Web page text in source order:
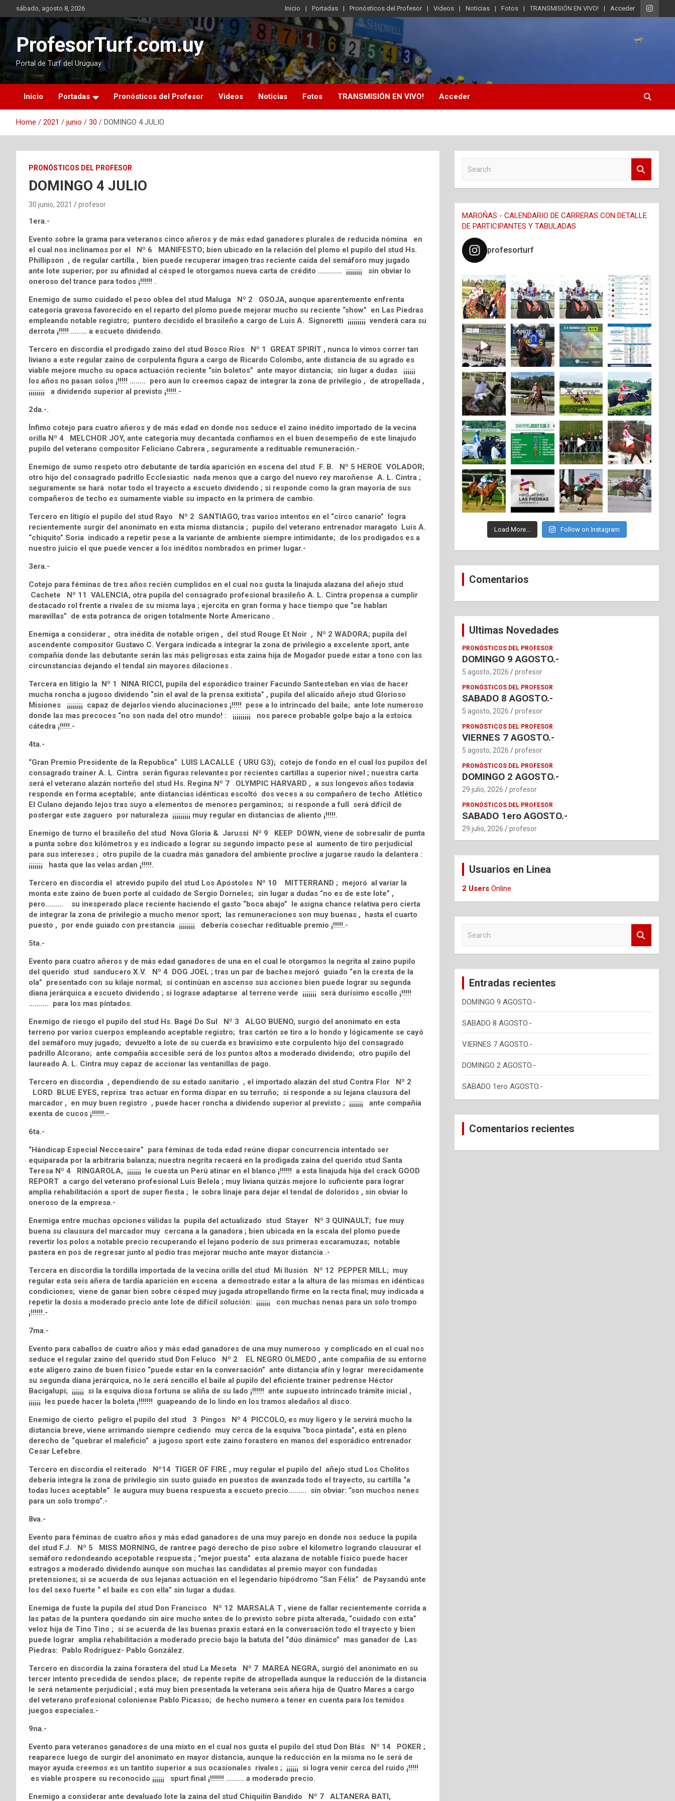
to
content
sábado, agosto 8, 2026 Inicio Portadas Pronósticos del Profesor Videos Noticias Fotos TRANSMISIÓN EN VIVO! Acceder
ProfesorTurf.com.uy
Portal de Turf del Uruguay
Inicio Portadas Pronósticos del Profesor Videos Noticias Fotos TRANSMISIÓN EN VIVO! Acceder
Home 2021 junio 30 DOMINGO 4 JULIO
PRONÓSTICOS DEL PROFESOR
DOMINGO 4 JULIO
30 junio, 2021 profesor
1era.-
Evento sobre la grama para veteranos cinco añeros y de más edad ganadores plurales de reducida nómina en
el cual nos inclinamos por el Nº 6 MANIFESTO; bien ubicado en la relación del plomo el pupilo del stud Hs.
Phillipson , de regular cartilla , bien puede recuperar imagen tras reciente caída del semáforo muy jugado
ante lote superior; por su afinidad al césped le otorgamos nueva carta de crédito ………… ¡¡¡¡¡¡¡¡ sin obviar lo
oneroso del trance para todos ¡!!!!!! .
Enemigo de sumo cuidado el peso oblea del stud Maluga Nº 2 OSOJA, aunque aparentemente enfrenta
categoría gravosa favorecido en el reparto del plomo puede mejorar mucho su reciente “show” en Las Piedras
empleando notable registro; puntero decidido el brasileño a cargo de Luis A. Signoretti ¡¡¡¡¡¡¡¡¡ venderá cara su
derrota ¡!!!!! …….. a escueto dividendo.
Tercero en discordia el prodigado zaino del stud Bosco Ríos Nº 1 GREAT SPIRIT , nunca lo vimos correr tan
liviano a este regular zaino de corpulenta figura a cargo de Ricardo Colombo, ante distancia de su agrado es
viable mejore mucho su opaca actuación reciente “sin boletos” ante mayor distancia; sin lugar a dudas ¡¡¡¡¡¡
los años no pasan solos ¡!!!!! …….. pero aun lo creemos capaz de integrar la zona de privilegio , de atropellada ,
¡¡¡¡¡¡¡¡ a dividendo superior al previsto ¡!!!!!.-
2da.-.
Ínfimo cotejo para cuatro añeros y de más edad en donde nos seduce el zaino inédito importado de la vecina
orilla Nº 4 MELCHOR JOY, ante categoría muy decantada confiamos en el buen desempeño de este linajudo
pupilo del veterano compositor Feliciano Cabrera , seguramente a redituable remuneración.-
Enemigo de sumo respeto otro debutante de tardía aparición en escena del stud F. B. Nº 5 HEROE VOLADOR;
otro hijo del consagrado padrillo Ecclesiastic nada menos que a cargo del nuevo rey maroñense A. L. Cintra ;
seguramente se hará notar todo el trayecto a escueto dividendo ; si responde como la gran mayoría de sus
compañeros de techo es sumamente viable su impacto en la primera de cambio.
Tercero en litigio el pupilo del stud Rayo Nº 2 SANTIAGO, tras varios intentos en el “circo canario” logra
recientemente surgir del anonimato en esta misma distancia ; pupilo del veterano entrenador maragato Luis A.
“chiquito” Soria indicado a repetir pese a la variante de ambiente siempre intimidante; de los prodigados es a
nuestro juicio el que puede vencer a los inéditos nombrados en primer lugar.-
3era.-
Cotejo para féminas de tres años recién cumplidos en el cual nos gusta la linajuda alazana del añejo stud
Cachete Nº 11 VALENCIA, otra pupila del consagrado profesional brasileño A. L. Cintra propensa a cumplir
destacado rol frente a rivales de su misma laya ; ejercita en gran forma y hace tiempo que “se hablan
maravillas” de esta potranca de origen totalmente Norte Americano .
Enemiga a considerar , otra inédita de notable origen , del stud Rouge Et Noir , Nº 2 WADORA; pupila del
ascendente compositor Gustavo C. Vergara indicada a integrar la zona de privilegio a excelente sport, ante
compañía donde las debutante serán las más peligrosas esta zaina hija de Mogador puede estar a tono con las
circunstancias dejando el tendal sin mayores dilaciones .
Tercera en litigio la Nº 1 NINA RICCI, pupila del esporádico trainer Facundo Santesteban en vías de hacer
mucha roncha a jugoso dividendo “sin el aval de la prensa exitista” , pupila del alicaído añejo stud Glorioso
Misiones ¡¡¡¡¡¡¡¡ capaz de dejarlos viendo alucinaciones ¡!!!!! pese a lo intrincado del baile; ante lote numeroso
donde las mas precoces “no son nada del otro mundo! : ¡¡¡¡¡¡¡¡¡ nos parece probable golpe bajo a la estoica
cátedra ¡!!!!!.-
4ta.-
“Gran Premio Presidente de la Republica” LUIS LACALLE ( URU G3); cotejo de fondo en el cual los pupilos del
consagrado trainer A. L. Cintra serán figuras relevantes por recientes cartillas a superior nivel ; nuestra carta
será el veterano alazán norteño del stud Hs. Regina Nº 7 OLYMPIC HARVARD , a sus longevos años todavía
responde en forma aceptable; ante distancias idénticas escoltó dos veces a su compañero de techo Atlético
El Culano dejando lejos tras suyo a elementos de menores pergaminos; si responde a full será difícil de
postergar este zaguero por naturaleza ¡¡¡¡¡¡¡¡¡ muy regular en distancias de aliento ¡!!!!!.
Enemigo de turno el brasileño del stud Nova Gloria & Jarussi Nº 9 KEEP DOWN, viene de sobresalir de punta
a punta sobre dos kilómetros y es indicado a lograr su segundo impacto pese al aumento de tiro perjudicial
para sus intereses ; otro pupilo de la cuadra más ganadora del ambiente proclive a jugarse raudo la delantera :
¡¡¡¡¡¡¡ hasta que las velas ardan ¡!!!!!.
Tercero en discordia el atrevido pupilo del stud Los Apóstoles Nº 10 MITTERRAND ; mejoró al variar la
monta este zaino de buen porte al cuidado de Sergio Dorneles; sin lugar a dudas “no es de este lote” ,
pero……… su inesperado place reciente haciendo el gasto “boca abajo” le asigna chance relativa pero cierta
de integrar la zona de privilegio a mucho menor sport; las remuneraciones son muy buenas , hasta el cuarto
puesto , por ende guiado con prestancia ¡¡¡¡¡¡¡¡ debería cosechar redituable premio ¡!!!!!.-
5ta.-
Evento para cuatro añeros y de más edad ganadores de una en el cual le otorgamos la negrita al zaino pupilo
del querido stud sanducero X.V. Nº 4 DOG JOEL ; tras un par de baches mejoró guiado “en la cresta de la
ola” presentado con su kilaje normal; si continúan en ascenso sus acciones bien puede lograr su segunda
diana jerárquica a escueto dividendo ; si lograse adaptarse al terreno verde ¡¡¡¡¡¡¡ será durísimo escollo ¡!!!!!
………. para los mas pintados.
Enemigo de riesgo el pupilo del stud Hs. Bagé Do Sul Nº 3 ALGO BUENO, surgió del anonimato en esta
terreno por varios cuerpos empleando aceptable registro; tras cartón se tiro a lo hondo y lógicamente se cayó
del semáforo muy jugado; devuelto a lote de su cuerda es bravísimo este corpulento hijo del consagrado
padrillo Alcorano; ante compañía accesible será de los puntos altos a moderado dividendo; otro pupilo del
laureado A. L. Cintra muy capaz de accionar las ventanillas de pago.
Tercero en discordia , dependiendo de su estado sanitario , el importado alazán del stud Contra Flor Nº 2
LORD BLUE EYES, reprisa tras actuar en forma dispar en su terruño; si responde a su lejana clausura del
marcador , en muy buen registro , puede hacer roncha a dividendo superior al previsto ; ¡¡¡¡¡¡¡ ante compañía
exenta de cucos ¡!!!!!!.-
6ta.-
“Hándicap Especial Neccesaire” para féminas de toda edad reúne dispar concurrencia intentado ser
equiparada por la arbitraria balanza; nuestra negrita recaerá en la prodigada zaina del querido stud Santa
Teresa Nº 4 RINGAROLA, ¡¡¡¡¡¡¡ le cuesta un Perú atinar en el blanco ¡!!!!!! a esta linajuda hija del crack GOOD
REPORT a cargo del veterano profesional Luis Belela ; muy liviana quizás mejore lo suficiente para lograr
amplia rehabilitación a sport de super fiesta ; le sobra linaje para dejar el tendal de doloridos , sin obviar lo
oneroso de la empresa.-
Enemiga entre muchas opciones válidas la pupila del actualizado stud Stayer Nº 3 QUINAULT; fue muy
buena su clausura del marcador muy cercana a la ganadora ; bien ubicada en la escala del plomo puede
revertir los polos a notable precio recuperando el lejano poderío de sus primeras escaramuzas; notable
pastera en pos de regresar junto al podio tras mejorar mucho ante mayor distancia .-
Tercera en discordia la tordilla importada de la vecina orilla del stud Mi Ilusión Nº 12 PEPPER MILL; muy
regular esta seis añera de tardía aparición en escena a demostrado estar a la altura de las mismas en idénticas
condiciones; viene de ganar bien sobre césped muy jugada atropellando firme en la recta final; muy indicada a
repetir la dosis a moderado precio ante lote de difícil solución: ¡¡¡¡¡¡¡ con muchas nenas para un solo trompo
¡!!!!!!.-
7ma.-
Evento para caballos de cuatro años y más edad ganadores de una muy numeroso y complicado en el cual nos
seduce el regular zaino del querido stud Don Feluco Nº 2 EL NEGRO OLMEDO , ante compañía de su entorno
este alígero zaino de buen físico “puede estar en la conversación” ante distancia afín y lograr merecidamente
su segunda diana jerárquica, no le será sencillo el baile al pupilo del eficiente trainer pedrense Héctor
Bacigalupi; ¡¡¡¡¡¡ si la esquiva diosa fortuna se aliña de su lado ¡!!!!!! ante supuesto intrincado trámite inicial ,
¡¡¡¡¡¡ les puede hacer la boleta ¡!!!!!!! guapeando de lo lindo en los tramos aledaños al disco.
Enemigo de cierto peligro el pupilo del stud 3 Pingos Nº 4 PICCOLO, es muy ligero y le servirá mucho la
distancia breve, viene arrimando siempre cediendo muy cerca de la esquiva “boca pintada”, está en pleno
derecho de “quebrar el maleficio” a jugoso sport este zaino forastero en manos del esporádico entrenador
Cesar Lefebre.
Tercero en discordia el reiterado Nº14 TIGER OF FIRE , muy regular el pupilo del añejo stud Los Cholitos
debería integra la zona de privilegio sin susto guiado en puestos de avanzada todo el trayecto, su cartilla “a
todas luces aceptable” le augura muy buena respuesta a escueto precio……… sin obviar: “son muchos nenes
para un solo trompo”.-
8va.-
Evento para féminas de cuatro años y más edad ganadores de una muy parejo en donde nos seduce la pupila
del stud F.J. Nº 5 MISS MORNING, de rantree pagó derecho de piso sobre el kilometro logrando clausurar el
semáforo redondeando acepotable respuesta ; “mejor puesta” esta alazana de notable físico puede hacer
estragos a moderado dividendo aunque son muchas las candidatas al premio mayor con fundadas
pretensiones; si se acuerda de sus lejanas actuación en el legendario hipódromo “San Félix” de Paysandú ante
los del sexo fuerte “ el baile es con ella” sin lugar a dudas.
Enemiga de fuste la pupila del stud Don Francisco Nº 12 MARSALA T , viene de fallar recientemente corrida a
las patas de la puntera quedando sin aire mucho antes de lo previsto sobre pista alterada, “cuidado con esta”
veloz hija de Tino Tino ; si se acuerda de las buenas praxis estará en la conversación todo el trayecto y bien
puede lograr amplia rehabilitación a moderado precio bajo la batuta del “dúo dinámico” mas ganador de Las
Piedras: Pablo Rodríguez- Pablo González.
Tercero en discordia la zaina forastera del stud La Meseta Nº 7 MAREA NEGRA, surgió del anonimato en su
tercer intento precedida de sendos place; de repente repite de atropellada aunque la reducción de la distancia
le será netamente perjudicial ; está muy bien presentada la veterana seis añera hija de Quatro Mares a cargo
del veterano profesional coloniense Pablo Picasso; de hecho numero a tener en cuenta para los temidos
juegos especiales.-
9na.-
Evento para veteranos ganadores de una mixto en el cual nos gusta el pupilo del stud Don Blás Nº 14 POKER ;
reaparece luego de surgir del anonimato en mayor distancia, aunque la reducción en la misma no le será de
mayor ayuda creemos es un tantito superior a sus ocasionales rivales ; ¡¡¡¡¡¡ si logra venir cerca del ruido ¡!!!!!
es viable prospere su reconocido ¡¡¡¡¡¡ spurt final ¡!!!!!!! ……… a moderado precio.
Enemigo a considerar ante devaluado lote la zaina del stud Chiquilín Bandido Nº 7 ALTANERA BATI,
c
h
MAROÑAS - CALENDARIO DE CARRERAS CON DETALLE
DE PARTICIPANTES Y TABULADAS
profesorturf
Load More... Follow on Instagram
Comentarios
Ultimas Novedades
PRONÓSTICOS DEL PROFESOR
DOMINGO 9 AGOSTO.-
5 agosto, 2026 profesor
PRONÓSTICOS DEL PROFESOR
SABADO 8 AGOSTO.-
5 agosto, 2026 profesor
PRONÓSTICOS DEL PROFESOR
VIERNES 7 AGOSTO.-
5 agosto, 2026 profesor
PRONÓSTICOS DEL PROFESOR
DOMINGO 2 AGOSTO.-
29 julio, 2026 profesor
PRONÓSTICOS DEL PROFESOR
SABADO 1ero AGOSTO.-
29 julio, 2026 profesor
Usuarios en Linea
2 Users Online
c
Entradas recientes
DOMINGO 9 AGOSTO.-
SABADO 8 AGOSTO.-
VIERNES 7 AGOSTO.-
DOMINGO 2 AGOSTO.-
SABADO 1ero AGOSTO.-
Comentarios recientes